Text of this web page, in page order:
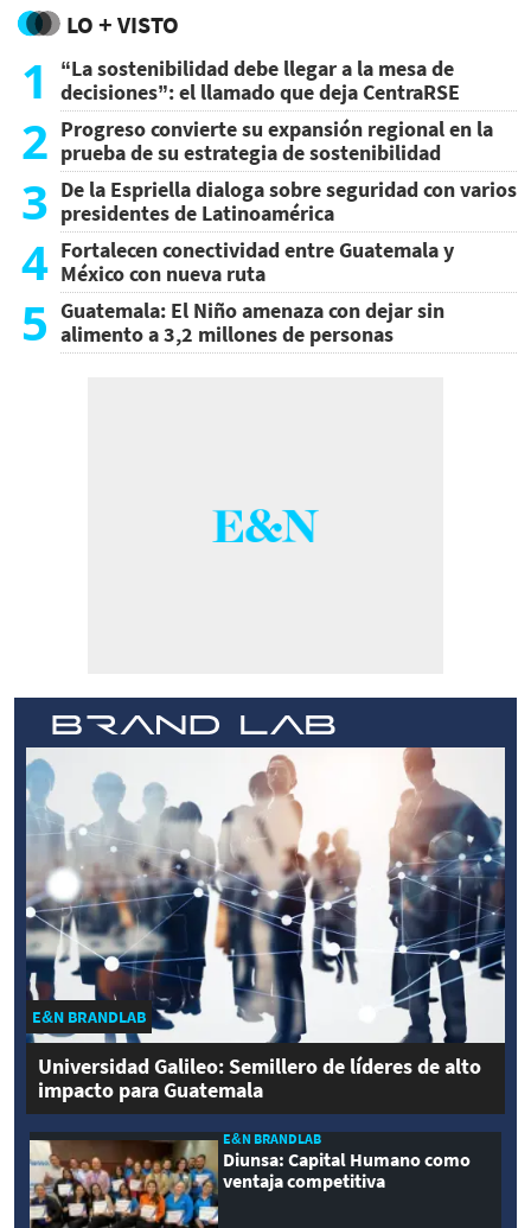
LO + VISTO
1
“La sostenibilidad debe llegar a la mesa de
decisiones”: el llamado que deja CentraRSE
2 Progreso convierte su expansión regional en la
prueba de su estrategia de sostenibilidad
3 De la Espriella dialoga sobre seguridad con varios
presidentes de Latinoamérica
4 Fortalecen conectividad entre Guatemala y
México con nueva ruta
5 Guatemala: El Niño amenaza con dejar sin
alimento a 3,2 millones de personas
E&N BRANDLAB
Universidad Galileo: Semillero de líderes de alto
impacto para Guatemala
E&N BRANDLAB
Diunsa: Capital Humano como
ventaja competitiva